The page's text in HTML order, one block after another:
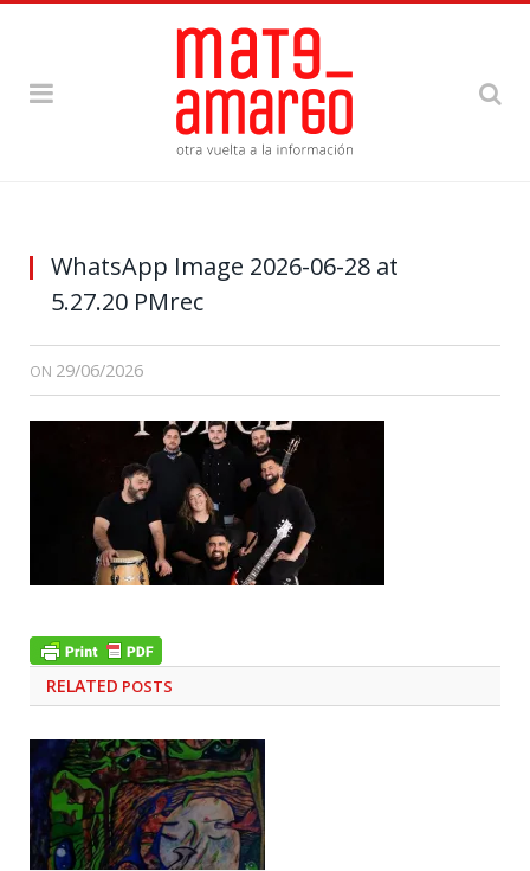
WhatsApp Image 2026-06-28 at
5.27.20 PMrec
ON 29/06/2026
RELATED POSTS